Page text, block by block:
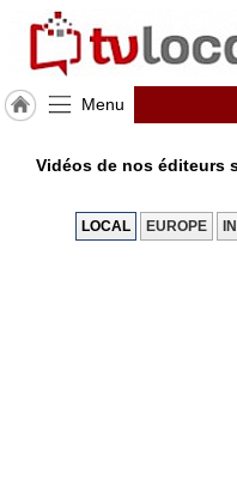
Menu
Vidéos de nos éditeurs
LOCAL EUROPE